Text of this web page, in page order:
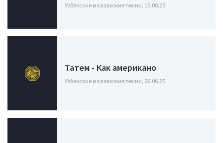
Узбекские и казахские песни, 15.08.25
Татем - Как американо
Узбекские и казахские песни, 06.06.25